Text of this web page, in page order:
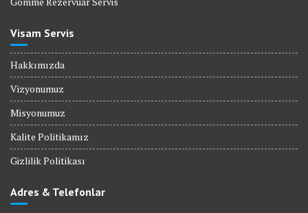
Visam Servis
Hakkımızda
Vizyonumuz
Misyonumuz
Kalite Politikamız
Gizlilik Politikası
Adres & Telefonlar